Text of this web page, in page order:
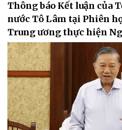
Thông báo Kết luận của
nước Tô Lâm tại Phiên
Trung ương thực hiện